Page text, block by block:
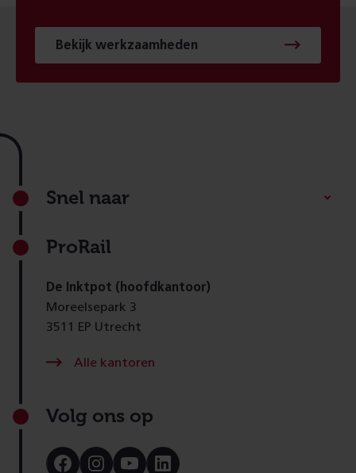
Bekijk werkzaamheden
Footer
Snel naar
ProRail
De Inktpot (hoofdkantoor)
Moreelsepark 3
3511 EP Utrecht
Alle kantoren
Volg ons op
BezoekBezoekBezoekBezoek